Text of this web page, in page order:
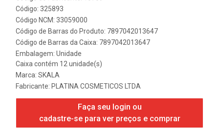
Código: 325893
Código NCM: 33059000
Código de Barras do Produto: 7897042013647
Código de Barras da Caixa: 7897042013647
Embalagem: Unidade
Caixa contém 12 unidade(s)
Marca: SKALA
Fabricante: PLATINA COSMETICOS LTDA
Faça seu login ou
cadastre-se para ver preços e comprar